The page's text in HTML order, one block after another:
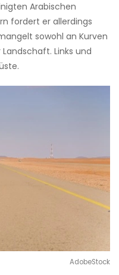
Arabischen
fordert er allerdings
sowohl an Kurven
Links und
AdobeStock